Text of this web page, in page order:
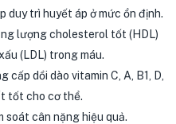
duy trì huyết áp ở mức ổn định.
lượng cholesterol tốt (HDL)
(LDL) trong máu.
cấp dồi dào vitamin C, A, B1, D,
tốt cho cơ thể.
soát cân nặng hiệu quả.